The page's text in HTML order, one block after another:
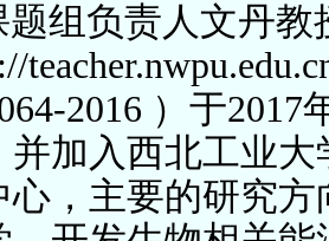
题组负责人文丹教
2016 ）于
并加入西北工业
心，主要的研究